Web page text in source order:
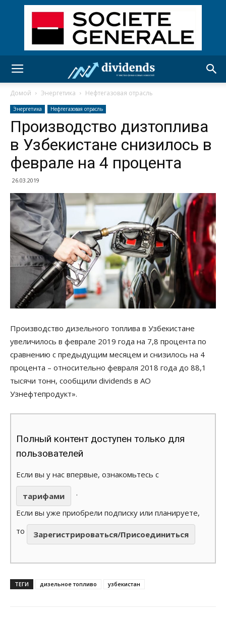
Домой Энергетика Нефтегазовая отрасль
Энергетика Нефтегазовая отрасль
Производство дизтоплива
в Узбекистане снизилось в
феврале на 4 процента
26.03.2019
Производство дизельного топлива в Узбекистане
увеличилось в феврале 2019 года на 7,8 процента по
сравнению с предыдущим месяцем и снизилось на 4
процента – относительно февраля 2018 года до 88,1
тысячи тонн, сообщили dividends в АО
Узнефтепродукт».
Полный контент доступен только для
пользователей
Если вы у нас впервые, ознакомьтесь с
тарифами
.
Если вы уже приобрели подписку или планируете,
то
Зарегистрироваться/Присоединиться
ТЕГИ дизельное топливо узбекистан